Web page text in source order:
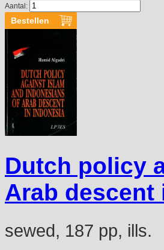
Aantal:
Dutch policy
Arab descent
sewed, 187 pp, ills.